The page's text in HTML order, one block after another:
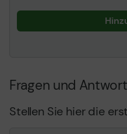
Fragen und
Stellen Sie hier die